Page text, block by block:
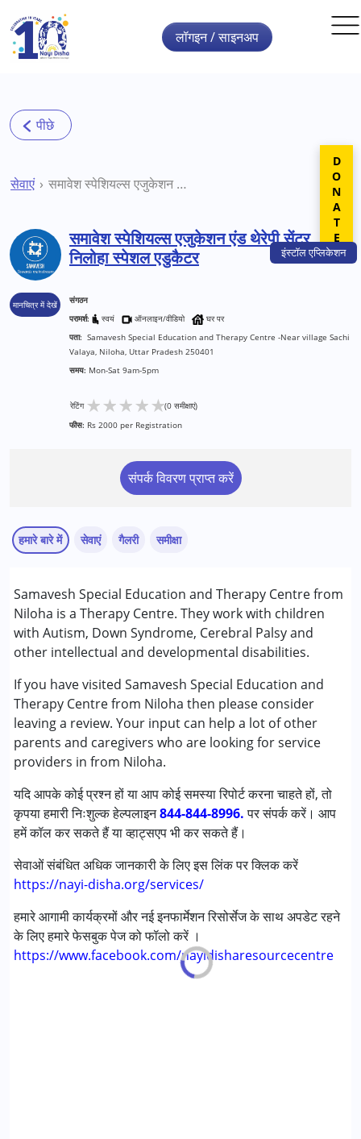
Skip to main content
इंस्टॉलएप्लिकेशन
लॉगइन / साइनअप
सेवाएं समावेश स्पेशियल्स एजुकेशन एंड थेरेपी सेंटर निलोहा स्पेशल एडुकैटर
मानचित्र में देखें
समावेश स्पेशियल्स एजुकेशन एंड थेरेपी सेंटर
निलोहा स्पेशल एडुकैटर
संगठन
परामर्श:
स्वयं ऑनलाइन/वीडियो
घर पर
पता: Samavesh Special Education and Therapy Centre -Near village Sachi
Valaya, Niloha, Uttar Pradesh 250401
समय: Mon-Sat 9am-5pm
रेटिंग ★★★★★(0 समीक्षाएं)
फीस: Rs 2000 per Registration
संपर्क विवरण प्राप्त करें
हमारे बारे में
Samavesh Special Education and Therapy Centre from
Niloha is a Therapy Centre. They work with children
with Autism, Down Syndrome, Cerebral Palsy and
other intellectual and developmental disabilities.
If you have visited Samavesh Special Education and
Therapy Centre from Niloha then please consider
leaving a review. Your input can help a lot of other
parents and caregivers who are looking for service
providers in from Niloha.
यदि आपके कोई प्रश्न हों या आप कोई समस्या रिपोर्ट करना चाहते हों, तो
कृपया हमारी निःशुल्क हेल्पलाइन844-844-8996.पर संपर्क करें। आप
हमें कॉल कर सकते हैं या व्हाट्सएप भी कर सकते हैं।
सेवाओं संबंधित अधिक जानकारी के लिए इस लिंक पर क्लिक करें
https://nayi-disha.org/services/
हमारे आगामी कार्यक्रमों और नई इनफार्मेशन रिसोर्सेज के साथ अपडेट रहने
के लिए हमारे फेसबुक पेज को फॉलो करें ।
https://www.facebook.com/nayidisharesourcecentre
सेवाएं
ऑक्यूपेशनल थेरेपी
स्पेशल एजुकेशन
स्पीच थेरेपी
निम्नलिखित विकलांगता संबंधित सेवाएं उपलब्ध :
अटेंशन डेफिसिट (हाइपरएक्टिविटी) डिसऑर्डर (एडीडी/एडीएचडी)
ऑटिज्म स्पेक्ट्रम डिसऑर्डर (ए एस डी )
सेरब्रल पाल्सी (सी पी )
डाउन सिंड्रोम (डी एस )
मल्टिपल डिसेबिलिटीज़ (एमडी)
अंडायग्नोज्ड
गैलरी समीक्षा
DONATE